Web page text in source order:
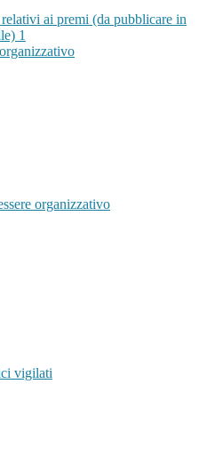
ai premi (da pubblicare in
1
organizzativo
vigilati